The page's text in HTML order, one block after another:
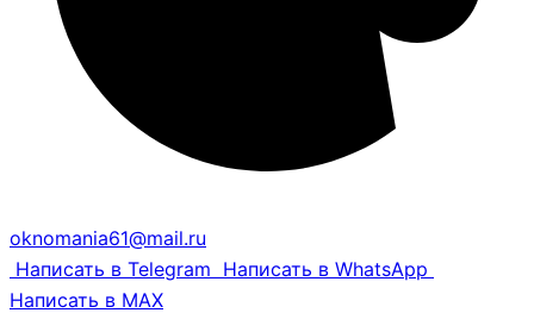
oknomania61@mail.ru
Написать в Telegram Написать в WhatsApp
Написать в MAX